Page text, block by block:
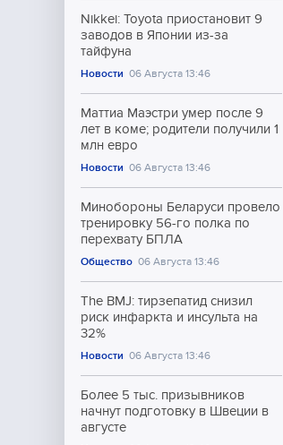
Nikkei: Toyota приостановит 9
заводов в Японии из-за
тайфуна
Новости 06 Августа 13:46
Маттиа Маэстри умер после 9
лет в коме; родители получили 1
млн евро
Новости 06 Августа 13:46
Минобороны Беларуси провело
тренировку 56-го полка по
перехвату БПЛА
Общество 06 Августа 13:46
The BMJ: тирзепатид снизил
риск инфаркта и инсульта на
32%
Новости 06 Августа 13:46
Более 5 тыс. призывников
начнут подготовку в Швеции в
августе